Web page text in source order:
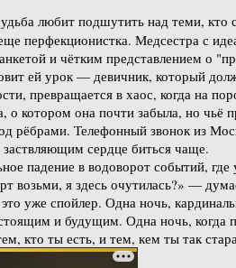
любит подшутить над теми, кто
перфекционистка. Медсестра с
и чётким представлением о
ей урок — девичник, который
превращается в хаос, когда на
о котором она почти забыла, но чьё
рёбрами. Телефонный звонок из
заствляющим сердце биться чаще.
падение в водоворот событий, где
возьми, я здесь очутилась?» —
уже спойлер. Одна ночь,
и будущим. Одна ночь, когда
кто ты есть, и тем, кем ты так